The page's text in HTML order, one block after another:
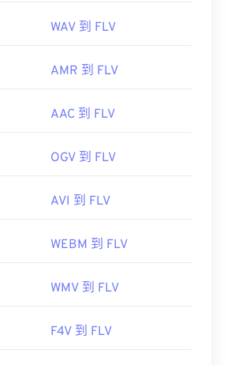
WAV 到 FLV
AMR 到 FLV
AAC 到 FLV
OGV 到 FLV
AVI 到 FLV
WEBM 到 FLV
WMV 到 FLV
F4V 到 FLV